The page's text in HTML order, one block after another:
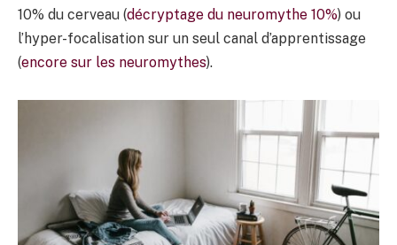
10% du cerveau (décryptage du neuromythe 10%) ou
l’hyper-focalisation sur un seul canal d’apprentissage
(encore sur les neuromythes).